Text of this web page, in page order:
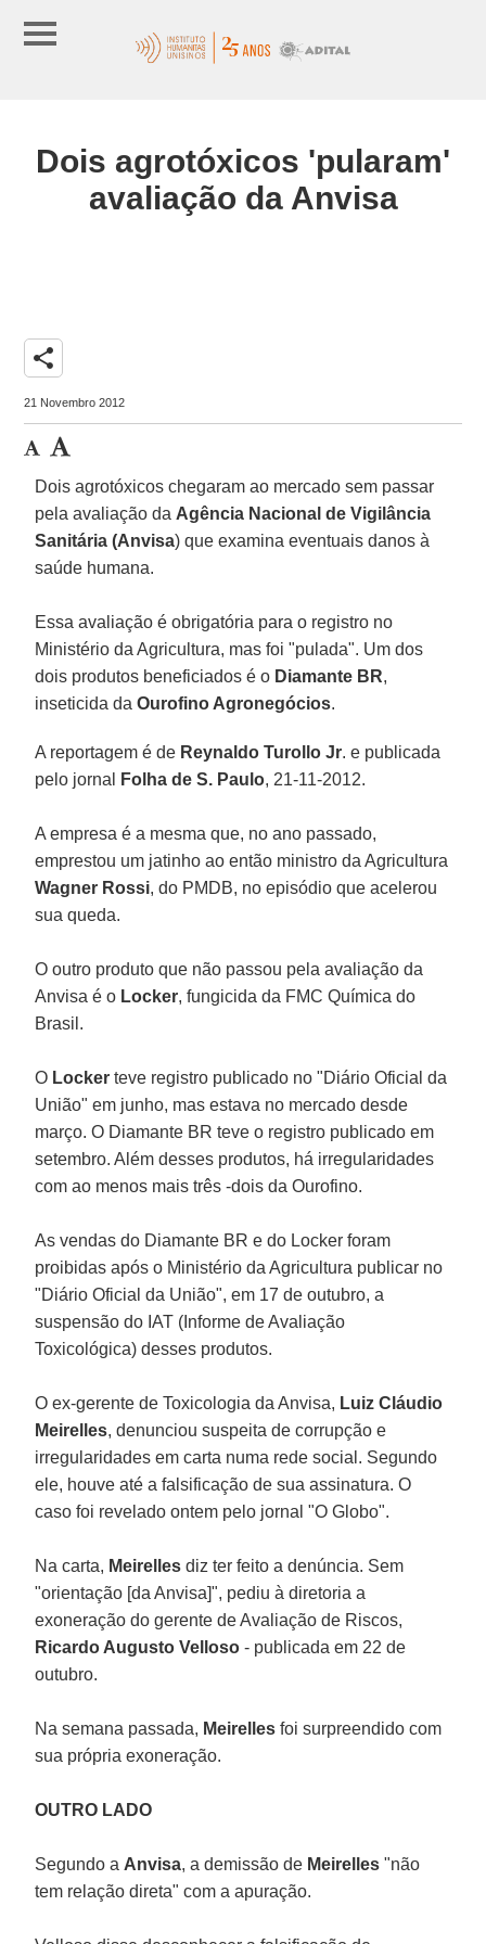
Dois agrotóxicos 'pularam'
avaliação da Anvisa
share
21 Novembro 2012
Dois agrotóxicos chegaram ao mercado sem passar
pela avaliação da Agência Nacional de Vigilância
Sanitária (Anvisa) que examina eventuais danos à
saúde humana.
Essa avaliação é obrigatória para o registro no
Ministério da Agricultura, mas foi "pulada". Um dos
dois produtos beneficiados é o Diamante BR,
inseticida daOurofino Agronegócios.
A reportagem é de Reynaldo Turollo Jr. e publicada
pelo jornal
Folha de S. Paulo, 21-11-2012.
A empresa é a mesma que, no ano passado,
emprestou um jatinho ao então ministro da Agricultura
Wagner Rossi, do PMDB, no episódio que acelerou
sua queda.
O outro produto que não passou pela avaliação da
Anvisa é o Locker, fungicida da FMC Química do
Brasil.
O Lockerteve registro publicado no "Diário Oficial da
União" em junho, mas estava no mercado desde
março. O Diamante BR teve o registro publicado em
setembro. Além desses produtos, há irregularidades
com ao menos mais três -dois da Ourofino.
As vendas do Diamante BR e do Locker foram
proibidas após o Ministério da Agricultura publicar no
"Diário Oficial da União", em 17 de outubro, a
suspensão do IAT (Informe de Avaliação
Toxicológica) desses produtos.
O ex-gerente de Toxicologia da Anvisa, Luiz Cláudio
Meirelles, denunciou suspeita de corrupção e
irregularidades em carta numa rede social. Segundo
ele, houve até a falsificação de sua assinatura. O
caso foi revelado ontem pelo jornal "O Globo".
Na carta, Meirellesdiz ter feito a denúncia. Sem
"orientação [da Anvisa]", pediu à diretoria a
exoneração do gerente de Avaliação de Riscos,
Ricardo Augusto Velloso - publicada em 22 de
outubro.
Na semana passada, Meirellesfoi surpreendido com
sua própria exoneração.
OUTRO LADO
Segundo a Anvisa, a demissão de Meirelles"não
tem relação direta" com a apuração.